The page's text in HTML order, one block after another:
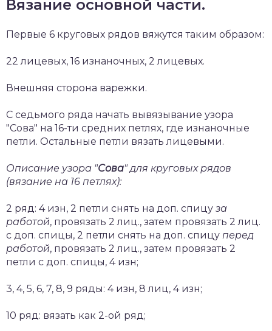
Вязание основной части.
Первые 6 круговых рядов вяжутся таким образом:
22 лицевых, 16 изнаночных, 2 лицевых.
Внешняя сторона варежки.
С седьмого ряда начать вывязывание узора
"Сова" на 16-ти средних петлях, где изнаночные
петли. Остальные петли вязать лицевыми.
Описание узора "Сова" для круговых рядов
(вязание на 16 петлях):
2 ряд: 4 изн, 2 петли снять на доп. спицу за
работой, провязать 2 лиц., затем провязать 2 лиц.
с доп. спицы, 2 петли снять на доп. спицу перед
работой, провязать 2 лиц., затем провязать 2
петли с доп. спицы, 4 изн;
3, 4, 5, 6, 7, 8, 9 ряды: 4 изн, 8 лиц, 4 изн;
10 ряд: вязать как 2-ой ряд;